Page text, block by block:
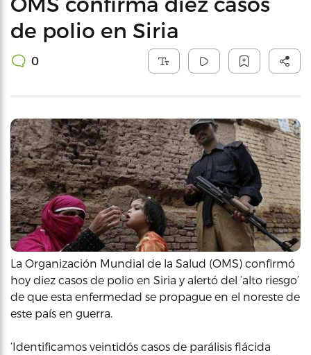
de polio en Siria
0
La Organización Mundial de la Salud (OMS) confirmó
hoy diez casos de polio en Siria y alertó del ‘alto riesgo’
de que esta enfermedad se propague en el noreste de
este país en guerra.
‘Identificamos veintidós casos de parálisis flácida